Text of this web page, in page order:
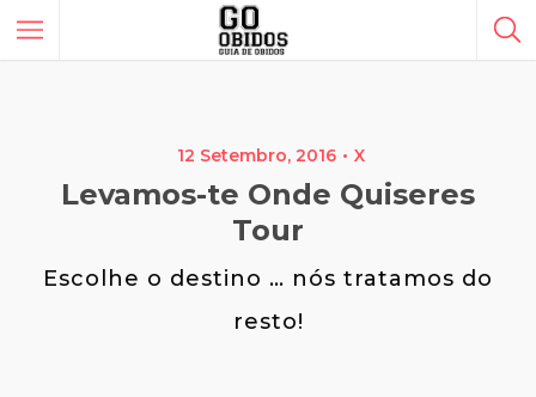
12 Setembro, 2016 X
Levamos-te Onde Quiseres
Tour
Escolhe o destino … nós tratamos do
resto!